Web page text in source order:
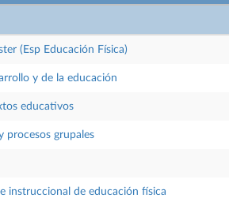
(Esp Educación Física)
y de la educación
educativos
procesos grupales
instruccional de educación física